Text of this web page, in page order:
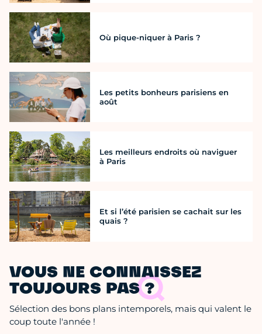
Où pique-niquer à Paris ?
Les petits bonheurs parisiens en
août
Les meilleurs endroits où naviguer
à Paris
Et si l’été parisien se cachait sur les
quais ?
VOUS NE CONNAISSEZ
TOUJOURS PAS ?
Sélection des bons plans intemporels, mais qui valent le
coup toute l'année !